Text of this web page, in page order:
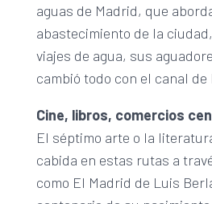
aguas de Madrid, que
abastecimiento de la
viajes de agua, sus
cambió todo con el canal de
Cine, libros, comercios
El séptimo arte o la
cabida en estas rutas a
como El Madrid de Luis